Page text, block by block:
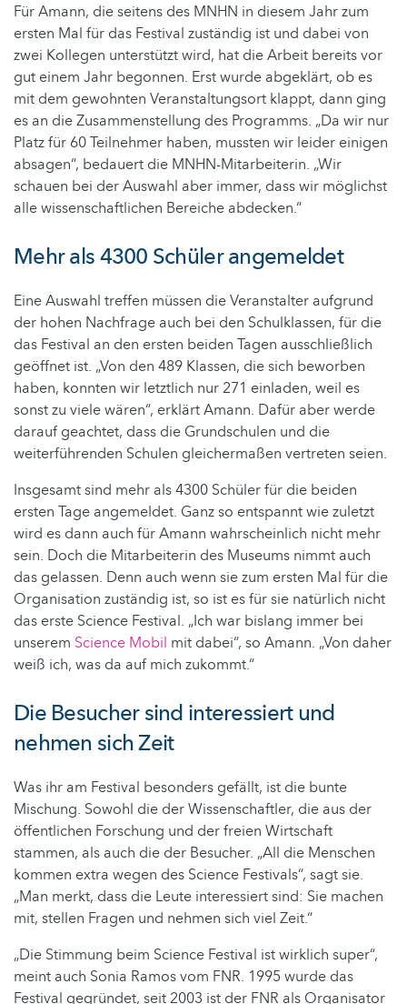
Für Amann, die seitens des MNHN in diesem Jahr zum
ersten Mal für das Festival zuständig ist und dabei von
zwei Kollegen unterstützt wird, hat die Arbeit bereits vor
gut einem Jahr begonnen. Erst wurde abgeklärt, ob es
mit dem gewohnten Veranstaltungsort klappt, dann ging
es an die Zusammenstellung des Programms. „Da wir nur
Platz für 60 Teilnehmer haben, mussten wir leider einigen
absagen“, bedauert die MNHN-Mitarbeiterin. „Wir
schauen bei der Auswahl aber immer, dass wir möglichst
alle wissenschaftlichen Bereiche abdecken.“
Mehr als 4300 Schüler angemeldet
Eine Auswahl treffen müssen die Veranstalter aufgrund
der hohen Nachfrage auch bei den Schulklassen, für die
das Festival an den ersten beiden Tagen ausschließlich
geöffnet ist. „Von den 489 Klassen, die sich beworben
haben, konnten wir letztlich nur 271 einladen, weil es
sonst zu viele wären“, erklärt Amann. Dafür aber werde
darauf geachtet, dass die Grundschulen und die
weiterführenden Schulen gleichermaßen vertreten seien.
Insgesamt sind mehr als 4300 Schüler für die beiden
ersten Tage angemeldet. Ganz so entspannt wie zuletzt
wird es dann auch für Amann wahrscheinlich nicht mehr
sein. Doch die Mitarbeiterin des Museums nimmt auch
das gelassen. Denn auch wenn sie zum ersten Mal für die
Organisation zuständig ist, so ist es für sie natürlich nicht
das erste Science Festival. „Ich war bislang immer bei
unserem Science Mobil mit dabei“, so Amann. „Von daher
weiß ich, was da auf mich zukommt.“
Die Besucher sind interessiert und
nehmen sich Zeit
Was ihr am Festival besonders gefällt, ist die bunte
Mischung. Sowohl die der Wissenschaftler, die aus der
öffentlichen Forschung und der freien Wirtschaft
stammen, als auch die der Besucher. „All die Menschen
kommen extra wegen des Science Festivals“, sagt sie.
„Man merkt, dass die Leute interessiert sind: Sie machen
mit, stellen Fragen und nehmen sich viel Zeit.“
„Die Stimmung beim Science Festival ist wirklich super“,
meint auch Sonia Ramos vom FNR. 1995 wurde das
Festival gegründet, seit 2003 ist der FNR als Organisator